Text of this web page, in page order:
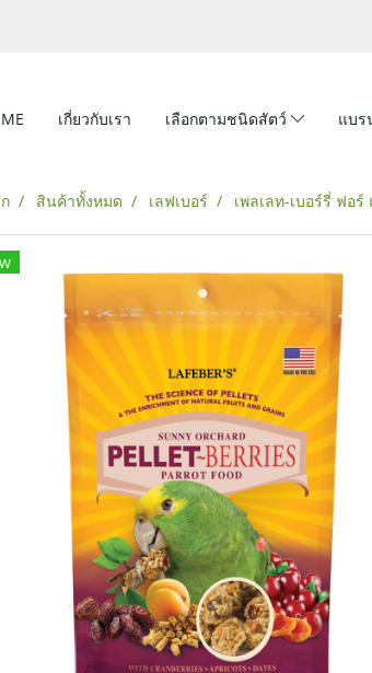
เกี่ยวกับเรา เลือกตามชนิดสัตว์ แบ
สินค้าทั้งหมด เลฟเบอร์ เพลเลท-เบอร์รี่ ฟอ